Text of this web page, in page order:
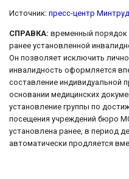
Источник: пресс-центр
СПРАВКА: временный порядок
ранее установленной
Он позволяет исключить
инвалидность оформляется
составление индивидуальной
основании медицинских
установление группы по
посещения учреждений бюро
установлена ранее, в период
автоматически продляется